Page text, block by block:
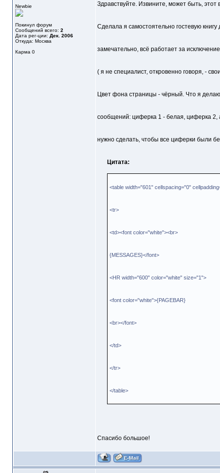
Newbie
Покинул форум
Сообщений всего: 2
Дата рег-ции: Дек. 2006
Откуда: Москва
Карма 0
Здравствуйте. Извините, может быть,
Сделала я самостоятельно гостевую
замечательно, всё работает за
( я не специалист, откровенно говоря, -
Цвет фона страницы - чёрный. Что я
сообщений: циферка 1 - белая, циферка 2,
нужно сделать, чтобы все циферки были
Цитата:
<table width="601" cellspacing="0"
<tr>
<td><font color="white"><br>
{MESSAGES}</font>
<HR width="600" color="white" size="1">
<font color="white">{PAGEBAR}
<br></font>
</td>
</tr>
</table>
Спасибо большое!